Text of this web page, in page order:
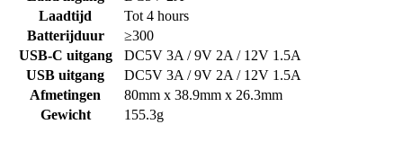
Laadtijd
Tot 4 hours
Batterijduur
≥300
USB-C uitgang
DC5V 3A / 9V 2A / 12V 1.5A
USB uitgang
DC5V 3A / 9V 2A / 12V 1.5A
Afmetingen
80mm x 38.9mm x 26.3mm
Gewicht
155.3g